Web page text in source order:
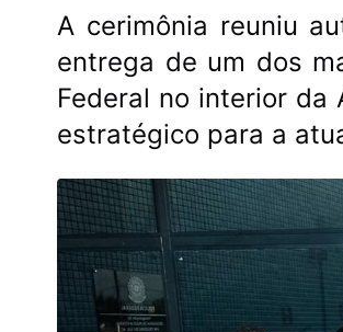
A cerimônia reuniu
entrega de um dos
Federal no interior da
estratégico para a